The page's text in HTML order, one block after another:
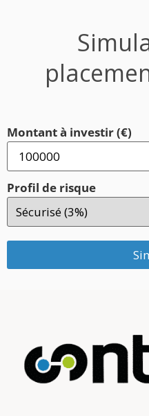
Montant à investir (€)
Profil de risque